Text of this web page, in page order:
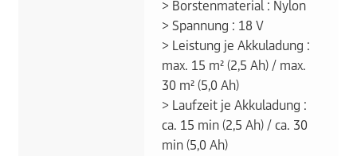
> Borstenmaterial : Nylon
> Spannung : 18 V
> Leistung je Akkuladung :
max. 15 m² (2,5 Ah) / max.
30 m² (5,0 Ah)
> Laufzeit je Akkuladung :
ca. 15 min (2,5 Ah) / ca. 30
min (5,0 Ah)